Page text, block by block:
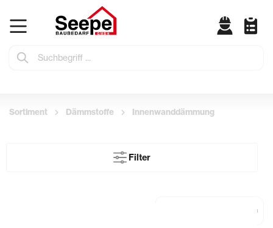
Sortiment Dämmstoffe Innenwanddämmung
Filter